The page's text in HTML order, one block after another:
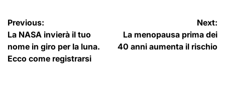
Navigazione
articoli
Previous:
La NASA invierà il tuo
nome in giro per la luna.
Ecco come registrarsi
Next:
La menopausa prima dei
40 anni aumenta il rischio